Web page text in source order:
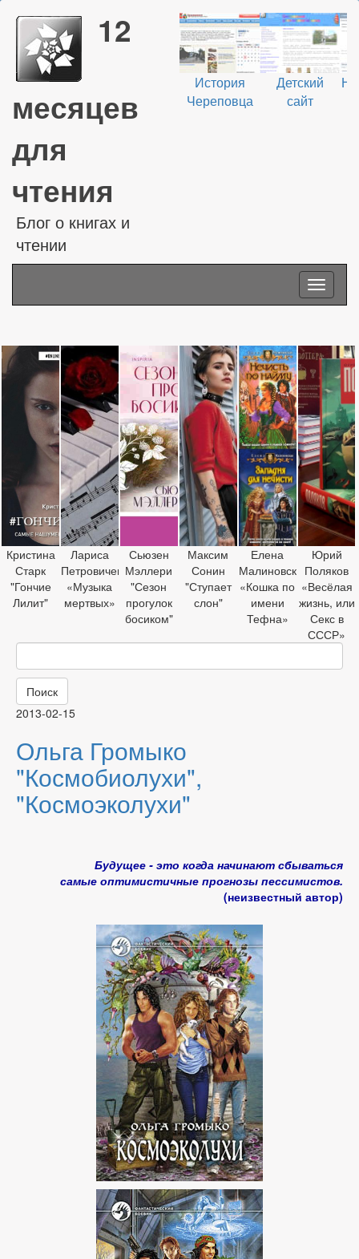
12
месяцев
для
чтения
Блог о книгах и
чтении
История
Череповца
Детский
сайт
Toggle
Кристина
Старк
"Гончие
Лилит"
Лариса
Петровичева
«Музыка
мертвых»
Сьюзен
Мэллери
"Сезон
прогулок
босиком"
Максим
Сонин
"Ступает
слон"
Елена
Малиновская
«Кошка по
имени
Тефна»
Юрий
Поляков
«Весёлая
жизнь, или
Секс в
СССР»
Поиск
2013-02-15
Ольга Громыко
"Космобиолухи",
"Космоэколухи"
Будущее - это когда начинают сбываться
самые оптимистичные прогнозы пессимистов.
(неизвестный автор)